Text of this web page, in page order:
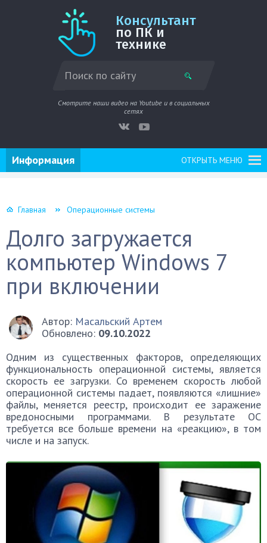
Консультант
по ПК и
технике
Смотрите наши видео на Youtube и в социальных
сетях
ОТКРЫТЬ МЕНЮ
Информация
Главная Операционные системы
Долго загружается
компьютер Windows 7
при включении
Автор: Масальский Артем
Обновлено: 09.10.2022
Одним из существенных факторов, определяющих
функциональность операционной системы, является
скорость ее загрузки. Со временем скорость любой
операционной системы падает, появляются «лишние»
файлы, меняется реестр, происходит ее заражение
вредоносными программами. В результате ОС
требуется все больше времени на «реакцию», в том
числе и на запуск.